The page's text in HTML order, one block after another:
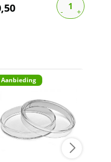
Aanbieding